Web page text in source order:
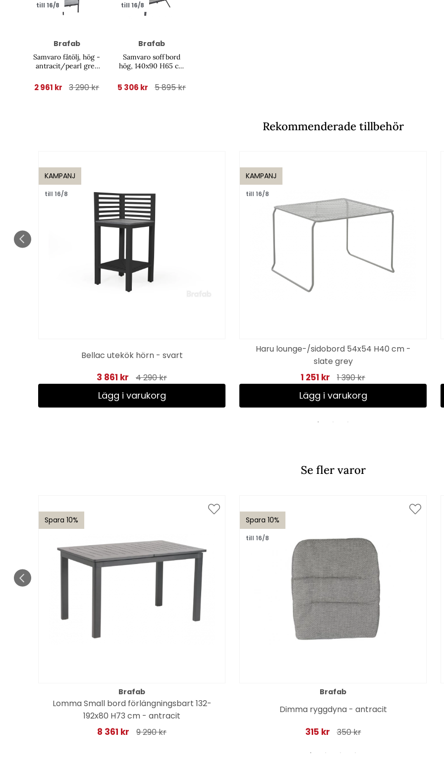
till 16/8
Brafab
Samvaro fåtölj, hög -
antracit/pearl grey
2 961 kr 3 290 kr
till 16/8
Brafab
Samvaro soffbord
hög, 140x90 H65 cm
5 306 kr 5 895 kr
Rekommenderade tillbehör
KAMPANJ
till 16/8
Bellac utekök hörn - svart
3 861 kr 4 290 kr
Lägg i varukorg
KAMPANJ
till 16/8
Haru lounge-/sidobord 54x54 H40 cm -
slate grey
1 251 kr 1 390 kr
Lägg i varukorg
Se fler varor
Spara 10%
Brafab
Lomma Small bord förlängningsbart 132-
192x80 H73 cm - antracit
8 361 kr 9 290 kr
Spara 10%
till 16/8
Brafab
Dimma ryggdyna - antracit
315 kr 350 kr